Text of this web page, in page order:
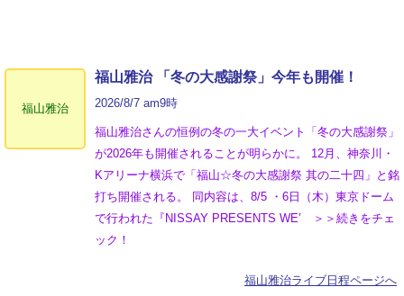
福山雅治
福山雅治 「冬の⼤感謝祭」今年も開催！
2026/8/7 am9時
福山雅治さんの恒例の冬の一大イベント「冬の⼤感謝祭」
が2026年も開催されることが明らかに。 12月、神奈川・
Kアリーナ横浜で「福山☆冬の大感謝祭 其の二十四」と銘
打ち開催される。 同内容は、8/5 ・6日（木）東京ドーム
で行われた『NISSAY PRESENTS WE’ ＞＞続きをチェ
ック！
福山雅治ライブ日程ページへ